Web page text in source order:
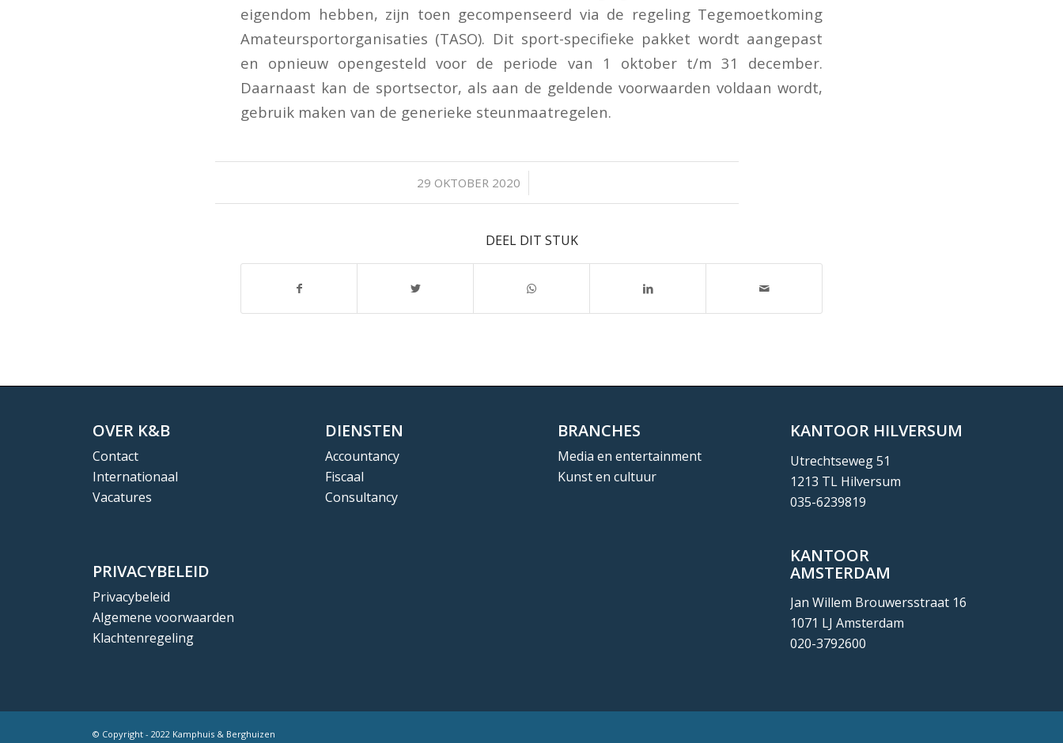
eigendom hebben, zijn toen gecompenseerd via de regeling Tegemoetkoming
Amateursportorganisaties (TASO). Dit sport-specifieke pakket wordt aangepast
en opnieuw opengesteld voor de periode van 1 oktober t/m 31 december.
Daarnaast kan de sportsector, als aan de geldende voorwaarden voldaan wordt,
gebruik maken van de generieke steunmaatregelen.
29 OKTOBER 2020
/
DEEL DIT STUK
OVER K&B
Contact
Internationaal
Vacatures
PRIVACYBELEID
Privacybeleid
Algemene voorwaarden
Klachtenregeling
DIENSTEN
Accountancy
Fiscaal
Consultancy
BRANCHES
Media en entertainment
Kunst en cultuur
KANTOOR HILVERSUM
Utrechtseweg 51
1213 TL Hilversum
035-6239819
KANTOOR
AMSTERDAM
Jan Willem Brouwersstraat 16
1071 LJ Amsterdam
020-3792600
© Copyright - 2022 Kamphuis & Berghuizen